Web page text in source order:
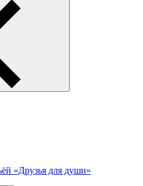
«Друзья для души»